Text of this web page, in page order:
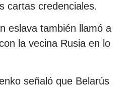
cartas credenciales.
eslava también llamó a
la vecina Rusia en lo
señaló que Belarús